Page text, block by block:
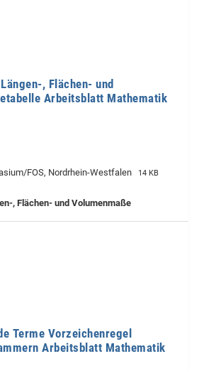
, Flächen- und
Arbeitsblatt Mathematik
FOS, Nordrhein-Westfalen 14 KB
, Flächen- und Volumenmaße
Terme Vorzeichenregel
Arbeitsblatt Mathematik